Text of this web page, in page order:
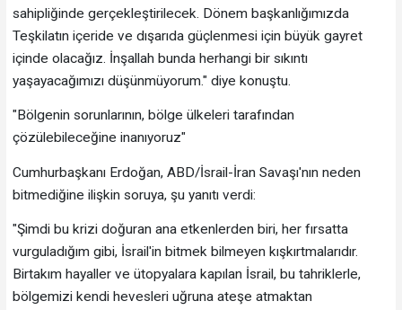
sahipliğinde gerçekleştirilecek. Dönem başkanlığımızda
Teşkilatın içeride ve dışarıda güçlenmesi için büyük gayret
içinde olacağız. İnşallah bunda herhangi bir sıkıntı
yaşayacağımızı düşünmüyorum." diye konuştu.
"Bölgenin sorunlarının, bölge ülkeleri tarafından
çözülebileceğine inanıyoruz"
Cumhurbaşkanı Erdoğan, ABD/İsrail-İran Savaşı'nın neden
bitmediğine ilişkin soruya, şu yanıtı verdi:
"Şimdi bu krizi doğuran ana etkenlerden biri, her fırsatta
vurguladığım gibi, İsrail'in bitmek bilmeyen kışkırtmalarıdır.
Birtakım hayaller ve ütopyalara kapılan İsrail, bu tahriklerle,
bölgemizi kendi hevesleri uğruna ateşe atmaktan